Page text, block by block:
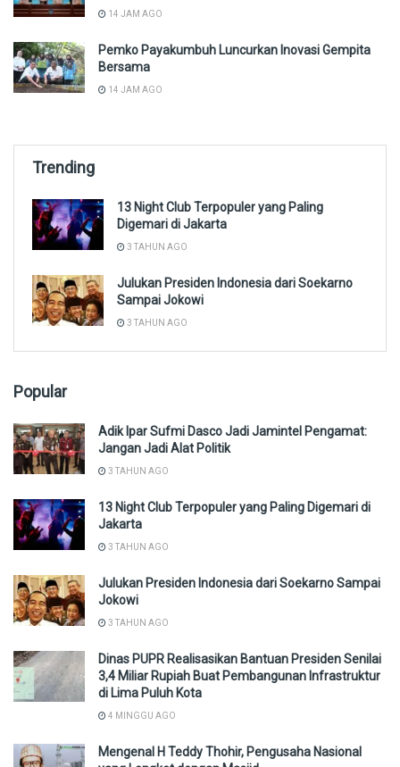
14 JAM AGO
Pemko Payakumbuh Luncurkan Inovasi Gempita
Bersama
14 JAM AGO
Trending
13 Night Club Terpopuler yang Paling
Digemari di Jakarta
3 TAHUN AGO
Julukan Presiden Indonesia dari Soekarno
Sampai Jokowi
3 TAHUN AGO
Popular
Adik Ipar Sufmi Dasco Jadi Jamintel Pengamat:
Jangan Jadi Alat Politik
3 TAHUN AGO
13 Night Club Terpopuler yang Paling Digemari di
Jakarta
3 TAHUN AGO
Julukan Presiden Indonesia dari Soekarno Sampai
Jokowi
3 TAHUN AGO
Dinas PUPR Realisasikan Bantuan Presiden Senilai
3,4 Miliar Rupiah Buat Pembangunan Infrastruktur
di Lima Puluh Kota
4 MINGGU AGO
Mengenal H Teddy Thohir, Pengusaha Nasional